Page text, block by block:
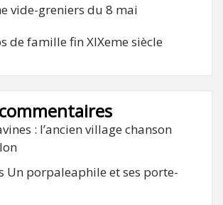
vide-greniers du 8 mai
de famille fin XIXeme siècle
: l’ancien village chanson
Un porpaleaphile et ses porte-